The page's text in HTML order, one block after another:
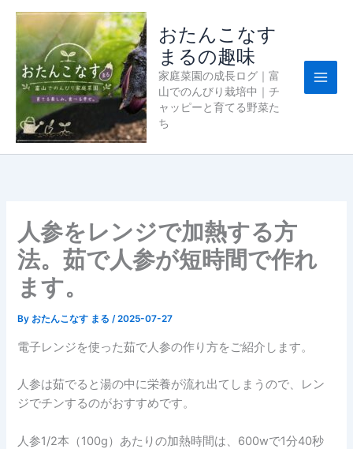
おたんこなす
まるの趣味
家庭菜園の成長ログ｜富
山でのんびり栽培中｜チ
ャッピーと育てる野菜た
ち
人参をレンジで加熱する方
法。茹で人参が短時間で作れ
ます。
By おたんこなす まる/2025-07-27
電子レンジを使った茹で人参の作り方をご紹介します。
人参は茹でると湯の中に栄養が流れ出てしまうので、レン
ジでチンするのがおすすめです。
人参1/2本（100g）あたりの加熱時間は、600wで1分40秒